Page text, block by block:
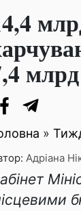
»
Адріана